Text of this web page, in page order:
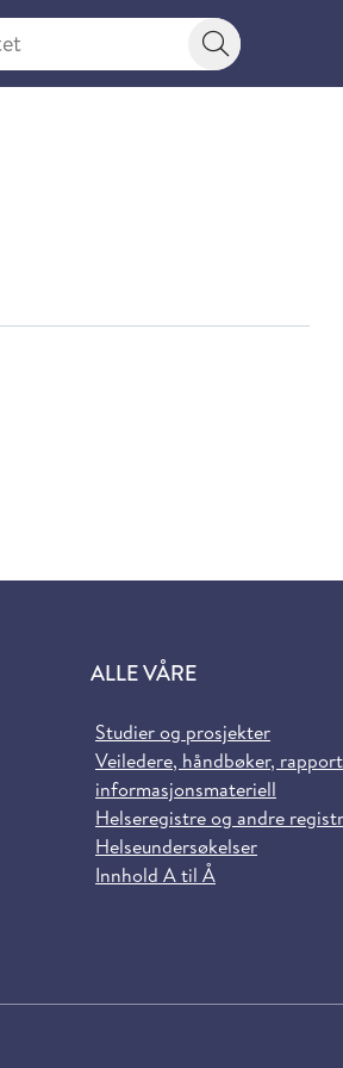
Søkeknapp
ALLE VÅRE
Studier og prosjekter
Veiledere, håndbøker,
informasjonsmateriell
Helseregistre og andre
Helseundersøkelser
Innhold A til Å